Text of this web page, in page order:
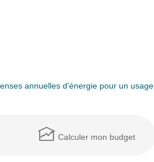
annuelles d'énergie pour un usage
Calculer mon budget